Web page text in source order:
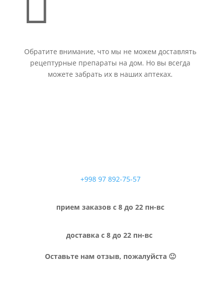
Обратите внимание, что мы не можем доставлять
рецептурные препараты на дом. Но вы всегда
можете забрать их в наших аптеках.
+998 97 892-75-57
прием заказов с 8 до 22 пн-вс
доставка с 8 до 22 пн-вс
Оставьте нам отзыв, пожалуйста 🙂